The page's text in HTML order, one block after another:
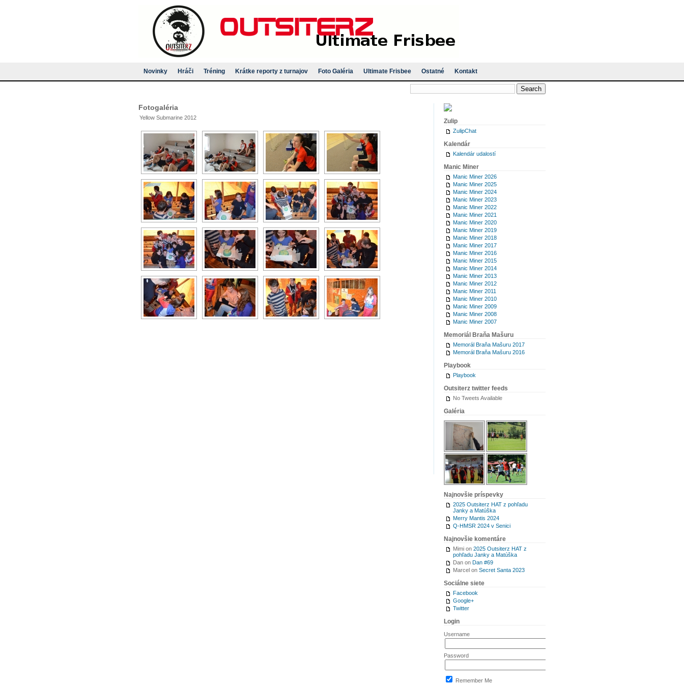
Novinky Hráči Tréning Krátke reporty z turnajov Foto Galéria Ultimate Frisbee Ostatné Kontakt
Fotogaléria
Yellow Submarine 2012
Zulip
ZulipChat
Kalendár
Kalendár udalostí
Manic Miner
Manic Miner 2026
Manic Miner 2025
Manic Miner 2024
Manic Miner 2023
Manic Miner 2022
Manic Miner 2021
Manic Miner 2020
Manic Miner 2019
Manic Miner 2018
Manic Miner 2017
Manic Miner 2016
Manic Miner 2015
Manic Miner 2014
Manic Miner 2013
Manic Miner 2012
Manic Miner 2011
Manic Miner 2010
Manic Miner 2009
Manic Miner 2008
Manic Miner 2007
Memoriál Braňa Mašuru
Memorál Braňa Mašuru 2017
Memorál Braňa Mašuru 2016
Playbook
Playbook
Outsiterz twitter feeds
No Tweets Available
Galéria
Najnovšie príspevky
2025 Outsiterz HAT z pohľadu
Janky a Matúška
Merry Mantis 2024
Q-HMSR 2024 v Senici
Najnovšie komentáre
Mimi on 2025 Outsiterz HAT z
pohľadu Janky a Matúška
Dan on Dan #69
Marcel on Secret Santa 2023
Sociálne siete
Facebook
Google+
Twitter
Login
Username
Password
Remember Me